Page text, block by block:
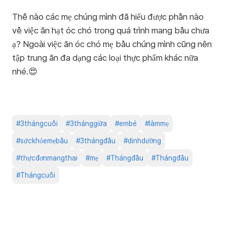
Thế nào các mẹ chúng mình đã hiểu được phần nào
về việc ăn hạt óc chó trong quá trình mang bầu chưa
ạ? Ngoài việc ăn óc chó mẹ bầu chúng mình cũng nên
tập trung ăn đa dạng các loại thực phẩm khác nữa
nhé.😍
#3thángcuối #3thánggiữa #embé #làmmẹ
#sứckhỏemẹbầu #3thángđầu #dinhdưỡng
#thựcđơnmangthai #mẹ #Thángđầu #Thángđầu
#Thángcuối